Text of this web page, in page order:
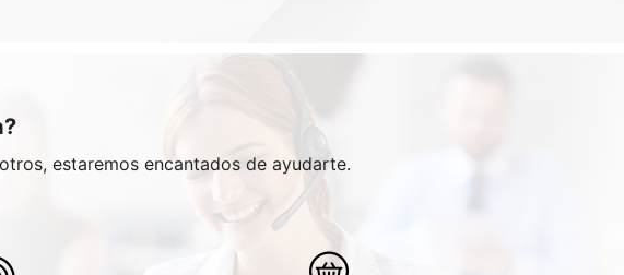
estaremos encantados de ayudarte.